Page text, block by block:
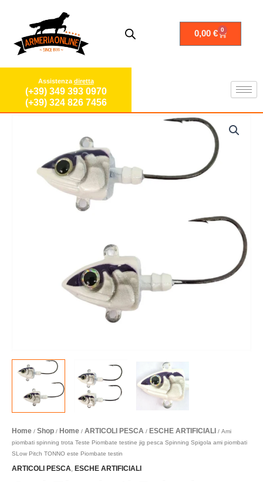
contenuto
0,00€ 0
Carrello
Assistenza diretta
(+39) 349 393 0970
(+39) 324 826 7456
Home / Shop / Home / ARTICOLI PESCA / ESCHE ARTIFICIALI / Ami
piombati spinning trota Teste Piombate testine jig pesca Spinning Spigola ami piombati
SLow Pitch TONNO este Piombate testin
ARTICOLI PESCA ESCHE ARTIFICIALI
Fascia
prezzo:
da
4,00 €
5,00 €
Piombate